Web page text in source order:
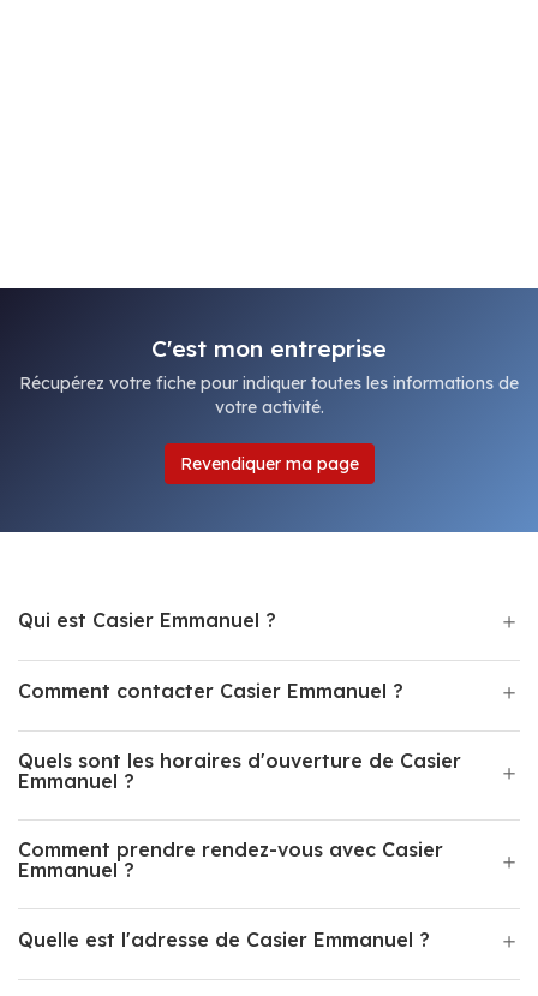
C'est mon entreprise
Récupérez votre fiche pour indiquer toutes les informations de
votre activité.
Revendiquer ma page
Qui est Casier Emmanuel ?
Comment contacter Casier Emmanuel ?
Quels sont les horaires d'ouverture de Casier
Emmanuel ?
Comment prendre rendez-vous avec Casier
Emmanuel ?
Quelle est l'adresse de Casier Emmanuel ?